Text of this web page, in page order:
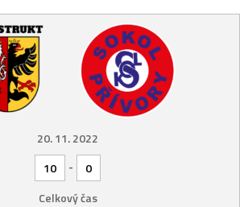
20. 11. 2022
10
-
0
Celkový čas